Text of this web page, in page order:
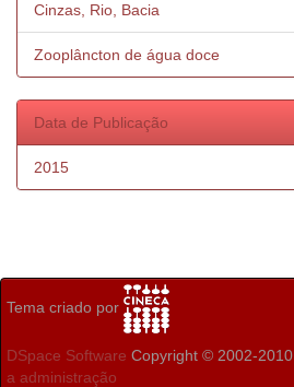
Cinzas, Rio, Bacia
Zooplâncton de água doce
Data de Publicação
2015
Tema criado por
DSpace Software Copyright © 2002-2010
a administração